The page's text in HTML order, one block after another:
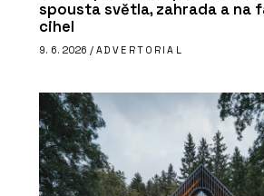
spousta světla, zahrada a na
cihel
9. 6. 2026 / ADVERTORIAL